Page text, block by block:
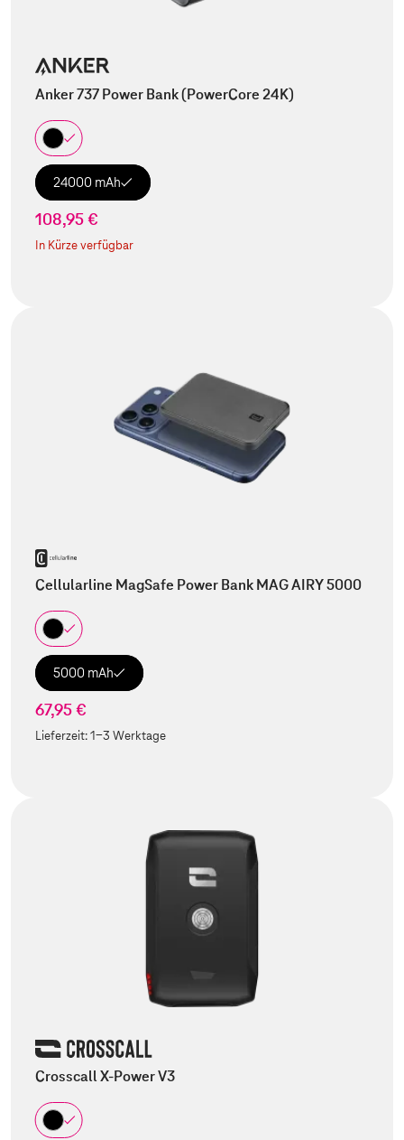
Anker 737 Power Bank (PowerCore 24K)
24000 mAh
108,95 €
In Kürze verfügbar
Cellularline MagSafe Power Bank MAG AIRY 5000
5000 mAh
67,95 €
Lieferzeit:1-3 Werktage
Crosscall X-Power V3